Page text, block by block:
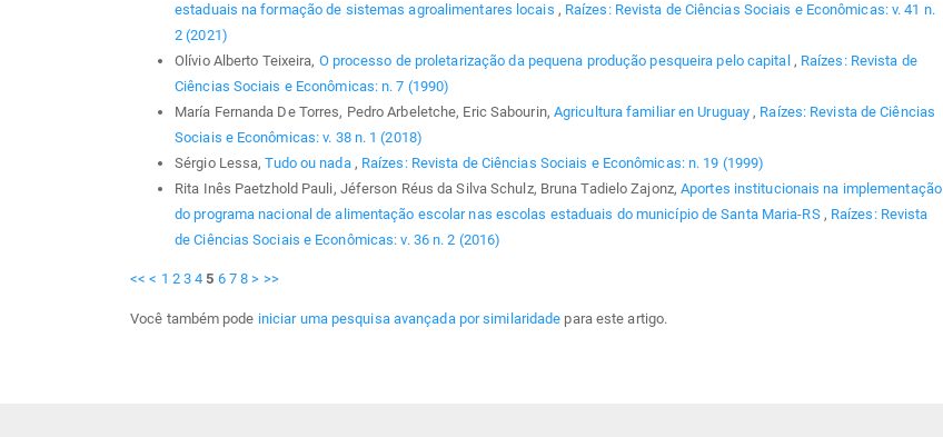
estaduais na formação de sistemas agroalimentares locais , Raízes: Revista de Ciências Sociais e Econômicas: v. 41 n.
2 (2021)
Olívio Alberto Teixeira, O processo de proletarização da pequena produção pesqueira pelo capital , Raízes: Revista de
Ciências Sociais e Econômicas: n. 7 (1990)
María Fernanda De Torres, Pedro Arbeletche, Eric Sabourin, Agricultura familiar en Uruguay, Raízes: Revista de Ciências
Sociais e Econômicas: v. 38 n. 1 (2018)
Sérgio Lessa,Tudo ou nada , Raízes: Revista de Ciências Sociais e Econômicas: n. 19 (1999)
Rita Inês Paetzhold Pauli, Jéferson Réus da Silva Schulz, Bruna Tadielo Zajonz,Aportes institucionais na implementação
do programa nacional de alimentação escolar nas escolas estaduais do município de Santa Maria-RS , Raízes: Revista
de Ciências Sociais e Econômicas: v. 36 n. 2 (2016)
<< < 1 2 3 4 5 6 7 8 > >>
Você também pode iniciar uma pesquisa avançada por similaridade para este artigo.